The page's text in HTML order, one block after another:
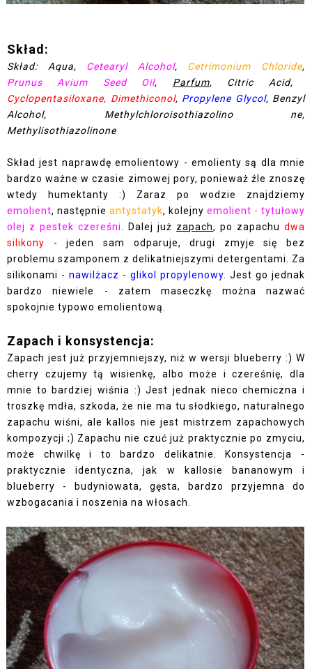
Skład:
Skład: Aqua, Cetearyl Alcohol, Cetrimonium Chloride,
Prunus Avium Seed Oil, Parfum, Citric Acid,
Cyclopentasiloxane, Dimethiconol, Propylene Glycol, Benzyl
Alcohol, Methylchloroisothiazolino ne,
Methylisothiazolinone
Skład jest naprawdę emolientowy - emolienty są dla mnie
bardzo ważne w czasie zimowej pory, ponieważ źle znoszę
wtedy humektanty :) Zaraz po wodzie znajdziemy
emolient, następnie antystatyk, kolejny emolient - tytułowy
olej z pestek czereśni. Dalej już zapach, po zapachu dwa
silikony - jeden sam odparuje, drugi zmyje się bez
problemu szamponem z delikatniejszymi detergentami. Za
silikonami - nawilżacz - glikol propylenowy. Jest go jednak
bardzo niewiele - zatem maseczkę można nazwać
spokojnie typowo emolientową.
Zapach i konsystencja:
Zapach jest już przyjemniejszy, niż w wersji blueberry :) W
cherry czujemy tą wisienkę, albo może i czereśnię, dla
mnie to bardziej wiśnia :) Jest jednak nieco chemiczna i
troszkę mdła, szkoda, że nie ma tu słodkiego, naturalnego
zapachu wiśni, ale kallos nie jest mistrzem zapachowych
kompozycji ;) Zapachu nie czuć już praktycznie po zmyciu,
może chwilkę i to bardzo delikatnie. Konsystencja -
praktycznie identyczna, jak w kallosie bananowym i
blueberry - budyniowata, gęsta, bardzo przyjemna do
wzbogacania i noszenia na włosach.